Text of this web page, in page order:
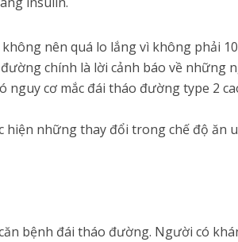
nên quá lo lắng vì không phải
chính là lời cảnh báo về những
cơ mắc đái tháo đường type 2
những thay đổi trong chế độ ăn
bệnh đái tháo đường. Người có